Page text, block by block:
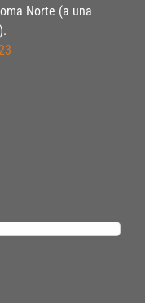
Norte (a una